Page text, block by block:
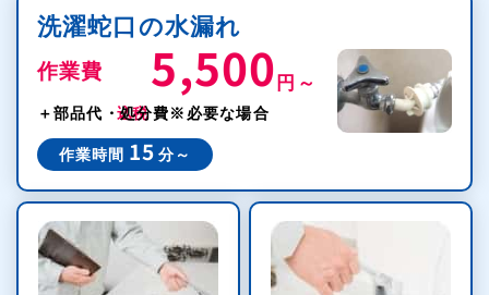
洗濯蛇口の水漏れ
作業費 5,500 円～
＋部品代・処分費※必要な場合
作業時間 15 分～